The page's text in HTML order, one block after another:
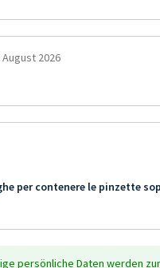
2026
per contenere le pinzette
persönliche Daten werden